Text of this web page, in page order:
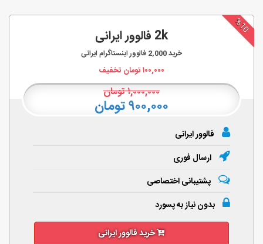
%10
2k فالوور ایرانی
خرید2,000 فالوور اینستاگرام ایرانی
۱۰۰,۰۰۰تومان تخفیف
۱,۰۰۰,۰۰۰تومان
۹۰۰,۰۰۰ تومان
فالوور ایرانی
ارسال فوری
پشتیبانی اختصاصی
بدون نیاز به پسورد
خرید فالوور ایرانی